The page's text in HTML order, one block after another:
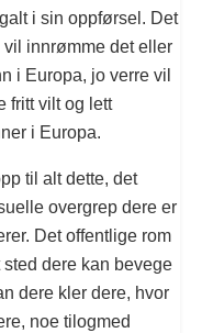
i sin oppførsel. Det
innrømme det eller
i Europa, jo verre vil
fritt vilt og lett
i Europa.
til alt dette, det
overgrep dere er
Det offentlige rom
dere kan bevege
dere kler dere, hvor
noe tilogmed